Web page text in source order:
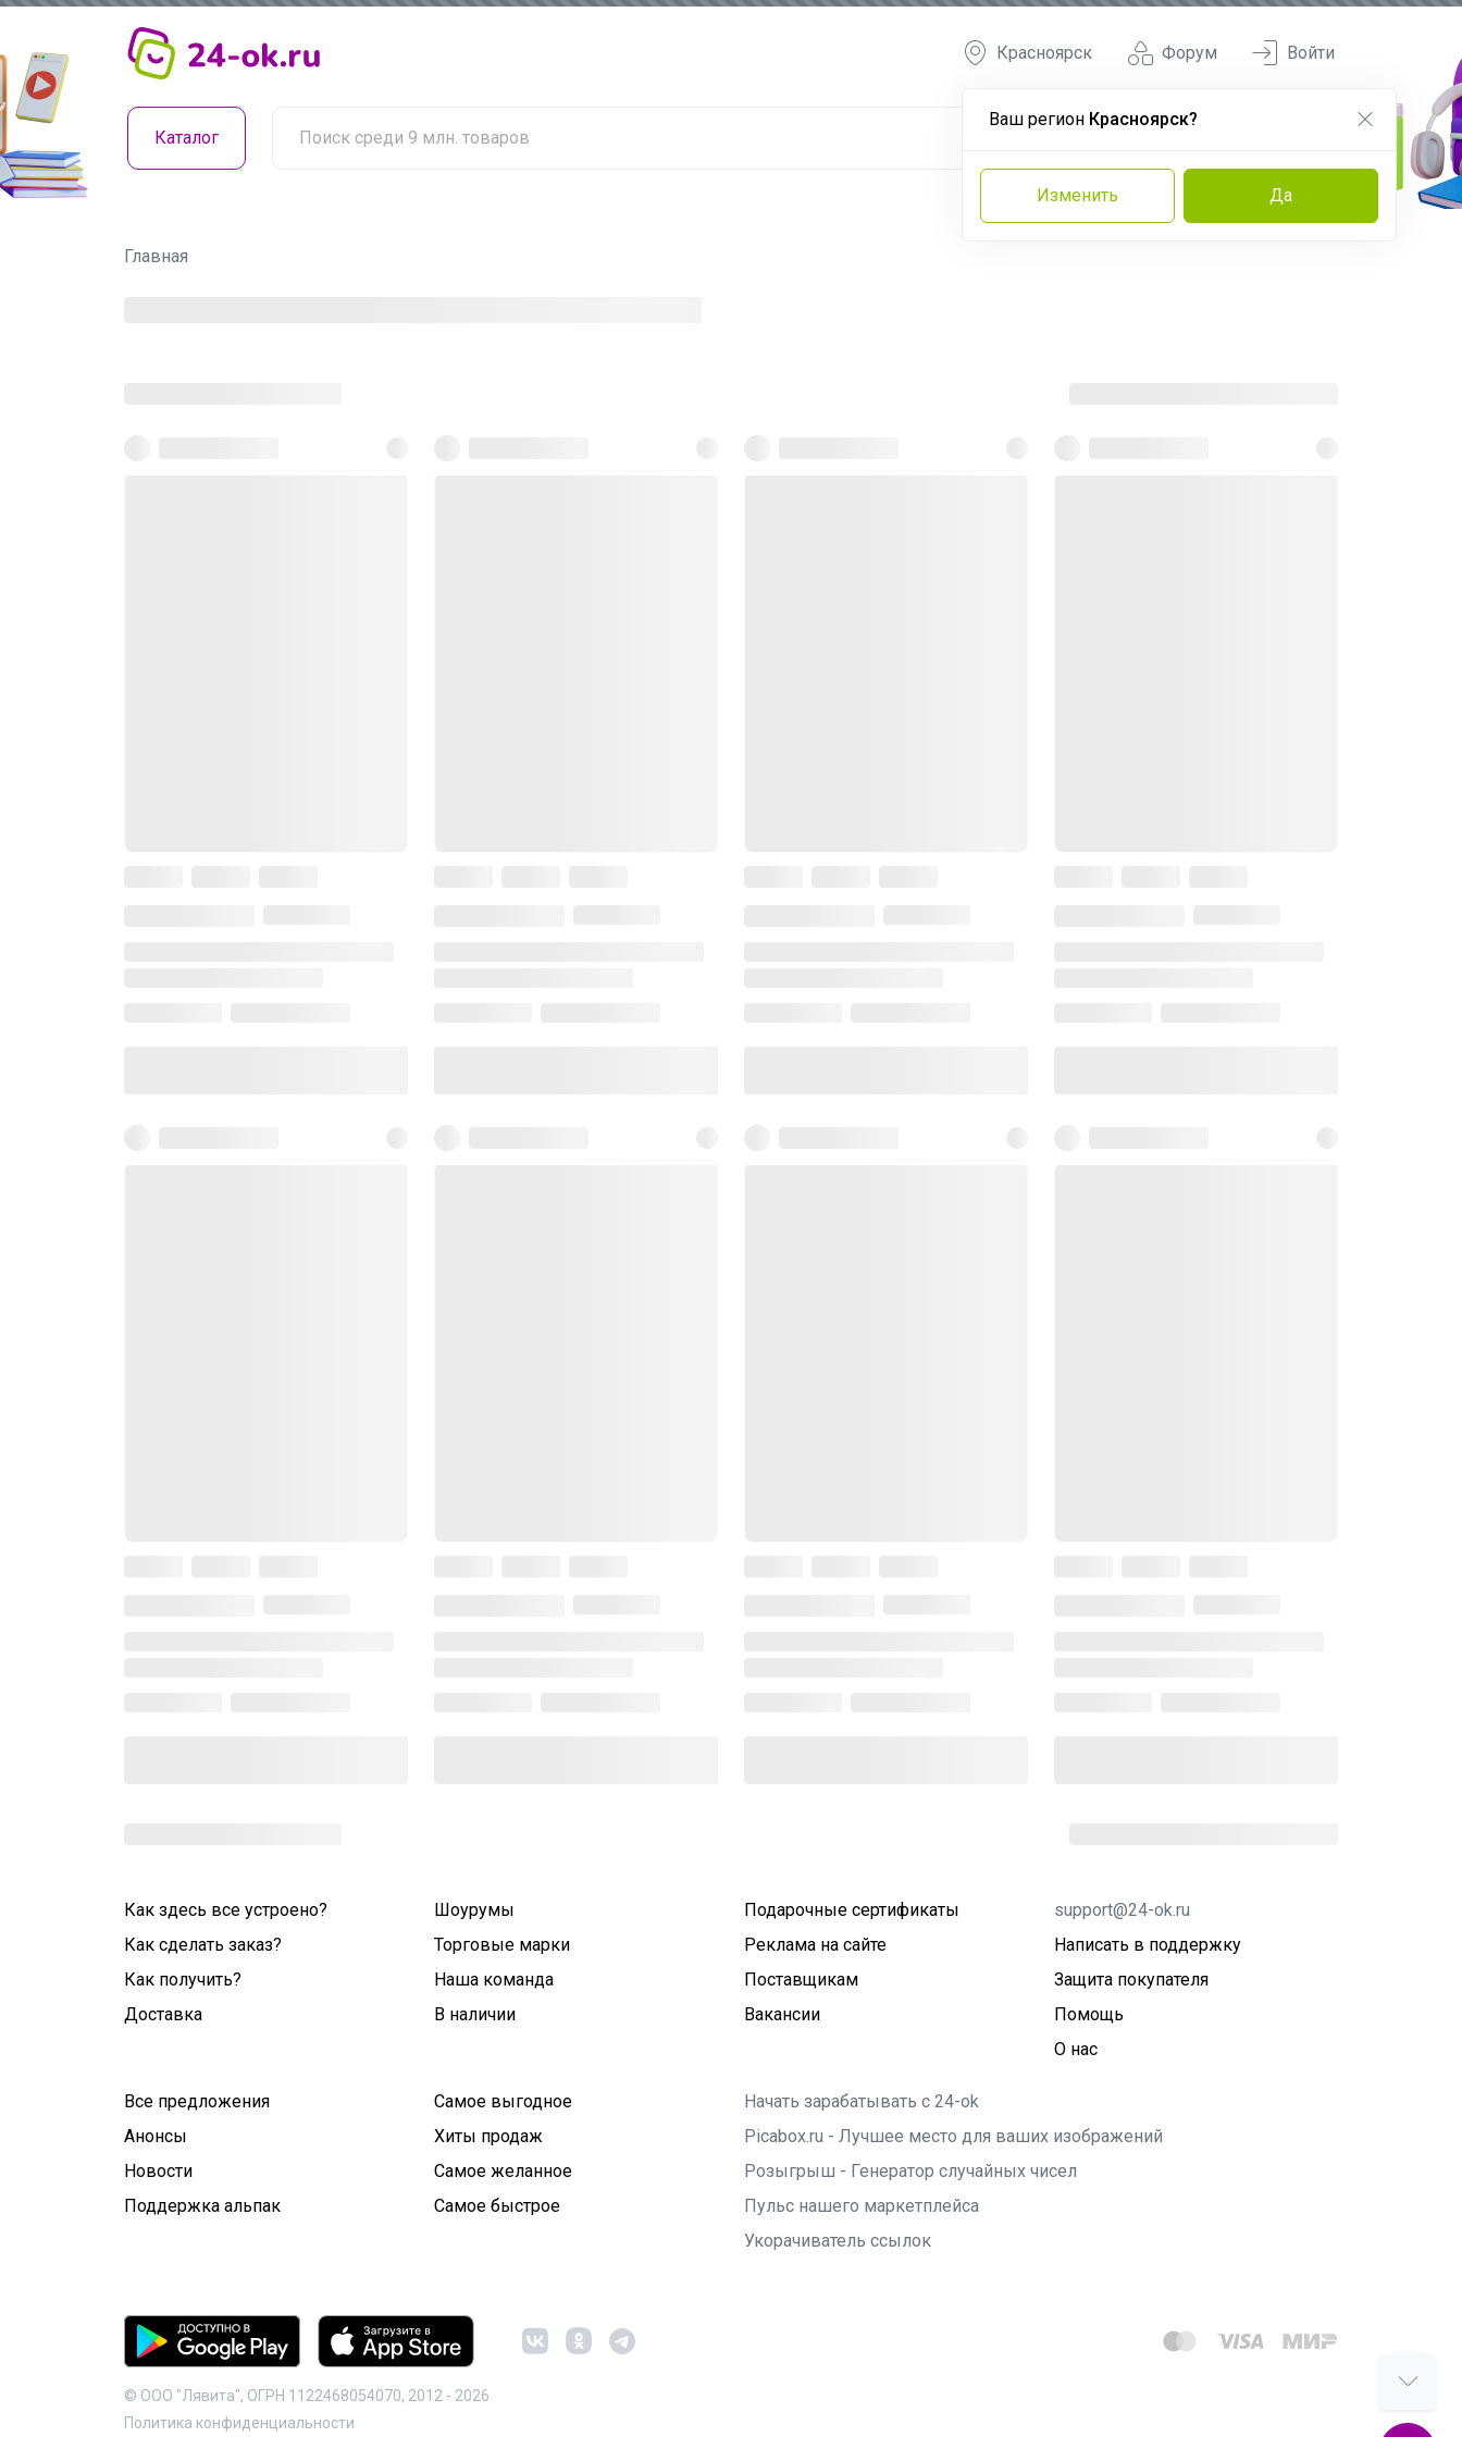
Форум
Красноярск
Ваш регион Красноярск?
Изменить Да
Войти
Каталог
Главная
Как здесь все устроено?
Как сделать заказ?
Как получить?
Доставка
Шоурумы
Торговые марки
Наша команда
В наличии
Подарочные сертификаты
Реклама на сайте
Поставщикам
Вакансии
support@24-ok.ru
Написать в поддержку
Защита покупателя
Помощь
О нас
Все предложения
Анонсы
Новости
Поддержка альпак
Самое выгодное
Хиты продаж
Самое желанное
Самое быстрое
Начать зарабатывать с 24-ok
Picabox.ru - Лучшее место для ваших изображений
Розыгрыш - Генератор случайных чисел
Пульс нашего маркетплейса
Укорачиватель ссылок
© ООО "Лявита", ОГРН 1122468054070, 2012 - 2026
Политика конфиденциальности